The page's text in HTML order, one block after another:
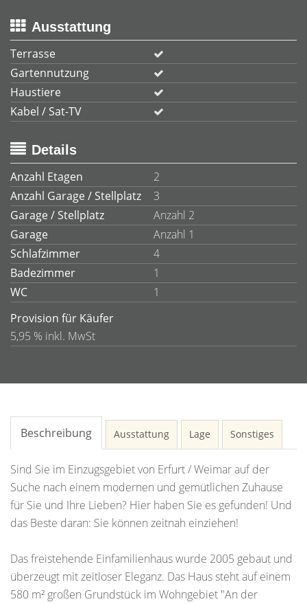
Ausstattung
Terrasse
Gartennutzung
Haustiere
Kabel / Sat-TV
Details
Anzahl Etagen
2
Anzahl Garage / Stellplatz
3
Garage / Stellplatz
Anzahl 2
Garage
Anzahl 1
Schlafzimmer
4
Badezimmer
1
WC
1
Provision für Käufer
5,95 % inkl. MwSt
Beschreibung Ausstattung Lage Sonstiges
Sind Sie im Einzugsgebiet von Erfurt / Weimar auf der
Suche nach einem modernen und gemütlichen Zuhause
für Sie und Ihre Lieben? Hier haben Sie es gefunden! Und
das Beste daran: Sie können zeitnah einziehen!
Das freistehende Einfamilienhaus wurde 2005 gebaut und
überzeugt mit zeitloser Eleganz. Das Haus steht auf einem
580 m² großen Grundstück im Wohngebiet "An der